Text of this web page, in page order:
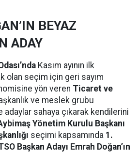
BEYAZ
ADAY
Kasım ayının ilk
olan seçim için geri sayım
yön veren Ticaret ve
ve meslek grubu
sahaya çıkarak kendilerini
Yönetim Kurulu Başkanı
seçimi kapsamında 1.
Başkan Adayı Emrah Doğan’ın